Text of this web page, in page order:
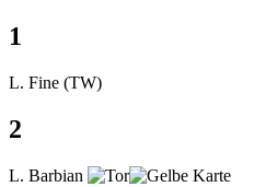
1
L. Fine (TW)
2
L. Barbian